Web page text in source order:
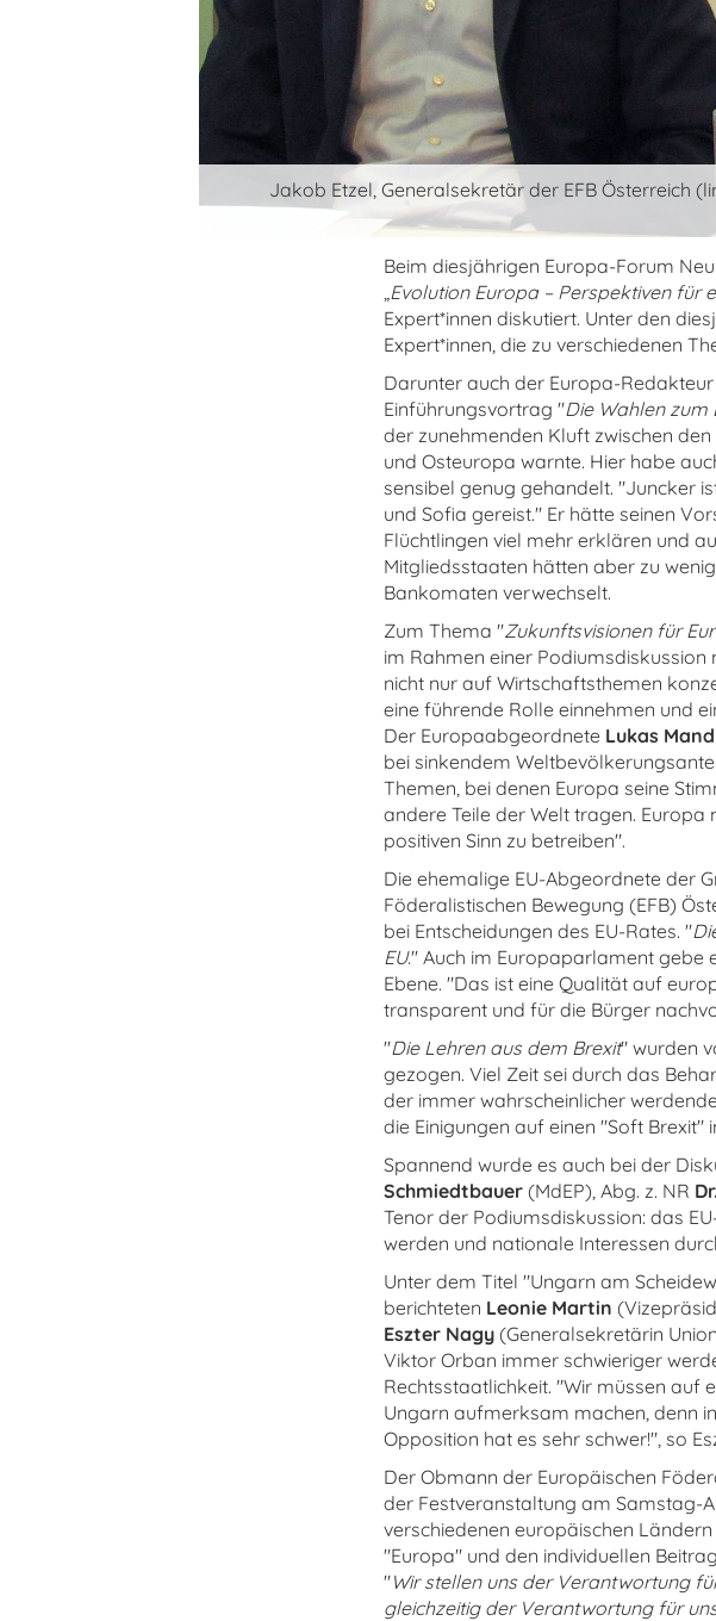
Jakob Etzel, Generalsekretär der EFB Österreich
Beim diesjährigen Europa-Forum
Evolution Europa – Perspektiven für
Expert*innen diskutiert. Unter den
Expert*innen, die zu verschiedenen
Darunter auch der Europa-Redakteur
Einführungsvortrag "Die Wahlen zum
der zunehmenden Kluft zwischen
und Osteuropa warnte. Hier habe
sensibel genug gehandelt. "Juncker
und Sofia gereist." Er hätte seinen
Flüchtlingen viel mehr erklären und
Mitgliedsstaaten hätten aber zu
Bankomaten verwechselt.
Zum Thema "Zukunftsvisionen für
im Rahmen einer Podiumsdiskussion
nicht nur auf Wirtschaftsthemen
eine führende Rolle einnehmen und
Der Europaabgeordnete Lukas
bei sinkendem
Themen, bei denen Europa seine
andere Teile der Welt tragen.
positiven Sinn zu betreiben".
Die ehemalige EU-Abgeordnete der
Föderalistischen Bewegung (EFB)
bei Entscheidungen des EU-Rates. "
EU." Auch im Europaparlament gebe
Ebene. "Das ist eine Qualität auf
transparent und für die Bürger
"Die Lehren aus dem Brexit" wurden
gezogen. Viel Zeit sei durch das
der immer wahrscheinlicher
die Einigungen auf einen "Soft Brexit"
Spannend wurde es auch bei der
Schmiedtbauer(MdEP), Abg. z. NR Dr.
Tenor der Podiumsdiskussion: das
werden und nationale Interessen
Unter dem Titel "Ungarn am
berichteten Leonie Martin
Eszter Nagy(Generalsekretärin
Viktor Orban immer schwieriger
Rechtsstaatlichkeit. "Wir müssen auf
Ungarn aufmerksam machen, denn
Opposition hat es sehr schwer!", so
Der Obmann der Europäischen
der Festveranstaltung am Samstag-
verschiedenen europäischen
"Europa" und den individuellen
"Wir stellen uns der Verantwortung
gleichzeitig der Verantwortung für